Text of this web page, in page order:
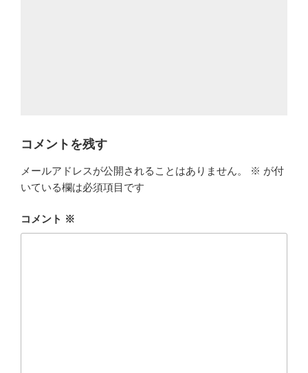
コメントを残す
メールアドレスが公開されることはありません。 ※ が付
いている欄は必須項目です
コメント ※